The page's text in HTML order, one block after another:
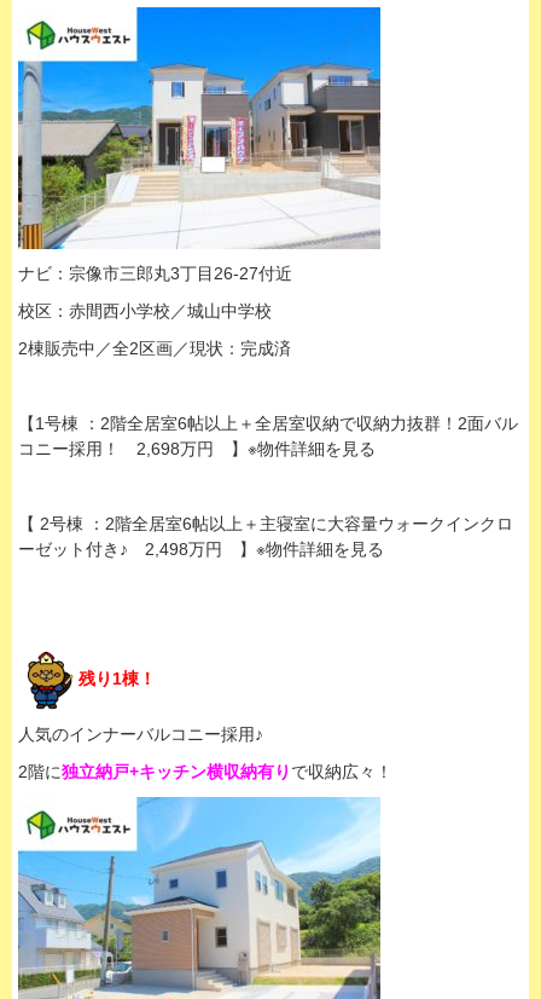
ナビ：宗像市三郎丸3丁目26-27付近
校区：赤間西小学校／城山中学校
2棟販売中／全2区画／現状：完成済
【1号棟 ：2階全居室6帖以上＋全居室収納で収納力抜群！2面バル
コニー採用！ 2,698万円 】※物件詳細を見る
【 2号棟 ：2階全居室6帖以上＋主寝室に大容量ウォークインクロ
ーゼット付き♪ 2,498万円 】※物件詳細を見る
残り1棟！
人気のインナーバルコニー採用♪
2階に独立納戸+キッチン横収納有り で収納広々！